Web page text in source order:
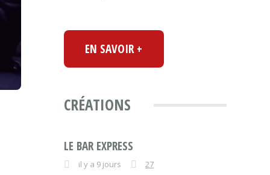
EN SAVOIR +
CRÉATIONS
LE BAR EXPRESS
il y a 9 jours 27